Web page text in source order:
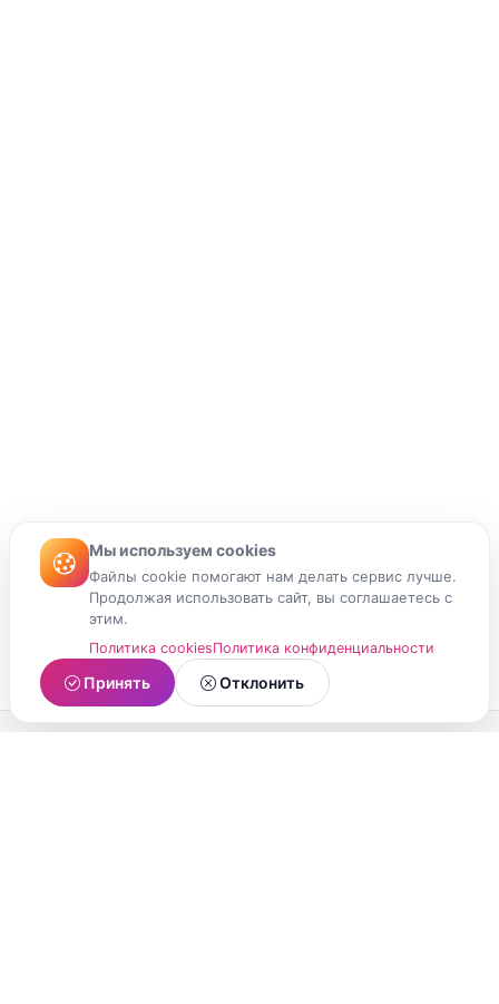
Мы используем cookies
Файлы cookie помогают нам делать сервис лучше.
Продолжая использовать сайт, вы соглашаетесь с
этим.
Политика cookiesПолитика конфиденциальности
Принять Отклонить